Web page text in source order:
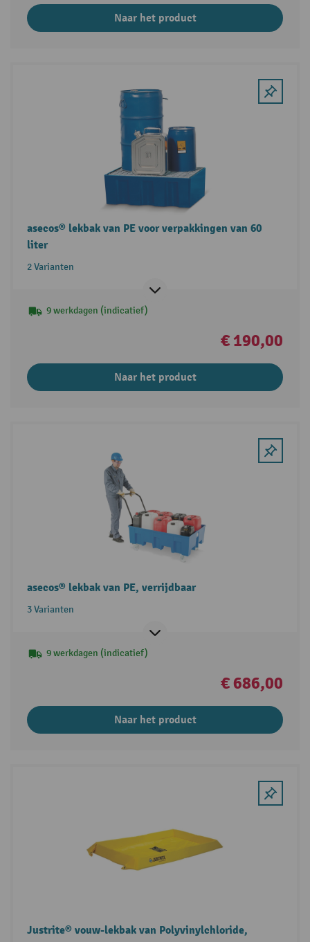
Naar het product
asecos® lekbak van PE voor verpakkingen van 60
liter
2 Varianten
9 werkdagen (indicatief)
€ 190,00
Naar het product
asecos® lekbak van PE, verrijdbaar
3 Varianten
9 werkdagen (indicatief)
€ 686,00
Naar het product
Justrite® vouw-lekbak van Polyvinylchloride,